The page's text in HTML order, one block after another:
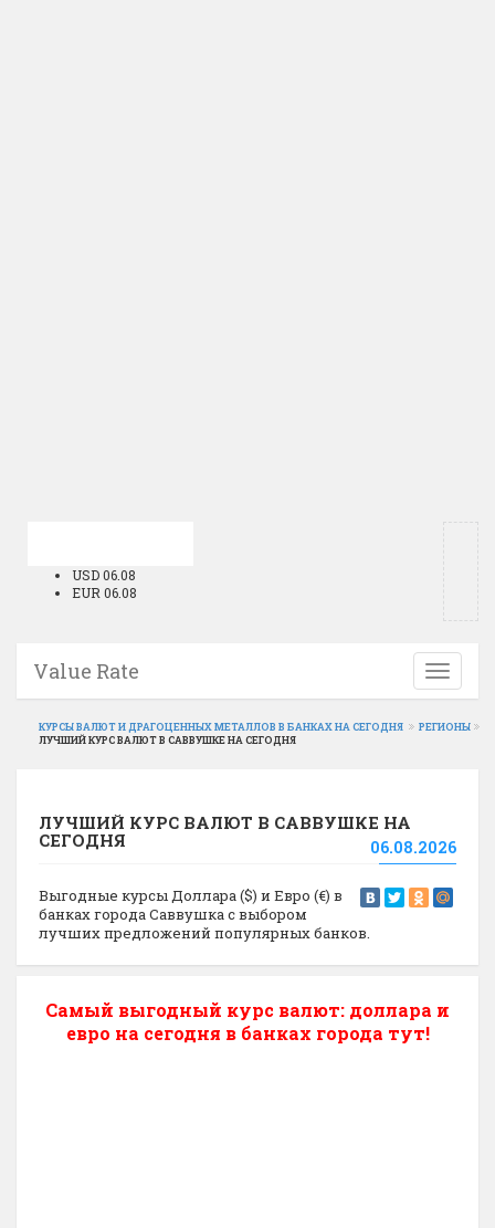
USD 06.08
EUR 06.08
Toggle
Value Rate
КУРСЫ ВАЛЮТ И ДРАГОЦЕННЫХ МЕТАЛЛОВ В БАНКАХ НА СЕГОДНЯ
РЕГИОНЫ
ЛУЧШИЙ КУРС ВАЛЮТ В САВВУШКЕ НА СЕГОДНЯ
ЛУЧШИЙ КУРС ВАЛЮТ В САВВУШКЕ НА
СЕГОДНЯ
06.08.2026
Выгодные курсы Доллара ($) и Евро (€) в
банках города Саввушка с выбором
лучших предложений популярных банков.
Самый выгодный курс валют: доллара и
евро на сегодня в банках города тут!